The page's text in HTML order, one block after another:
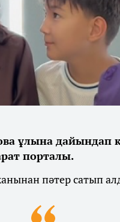
ұлына дайындап
порталы.
пәтер сатып